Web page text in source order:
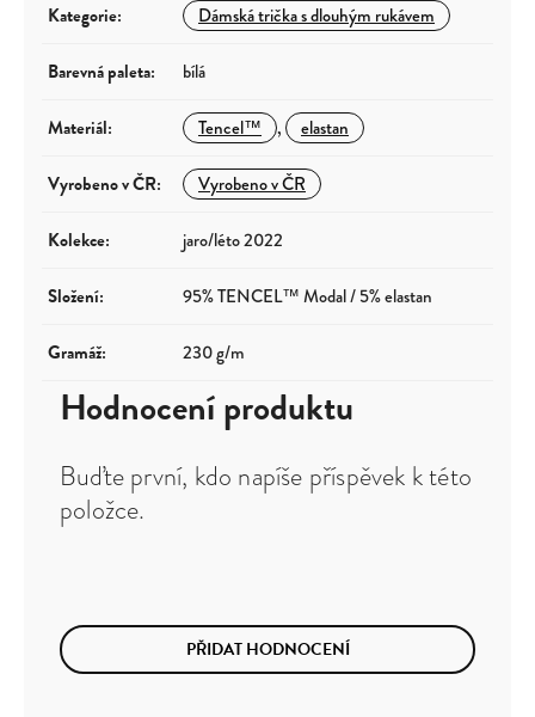
Kategorie: Dámská trička s dlouhým rukávem
Barevná paleta: bílá
Materiál: Tencel™ , elastan
Vyrobeno v ČR: Vyrobeno v ČR
Kolekce: jaro/léto 2022
Složení: 95% TENCEL™ Modal / 5% elastan
Gramáž: 230 g/m
Hodnocení produktu
Buďte první, kdo napíše příspěvek k této
položce.
PŘIDAT HODNOCENÍ